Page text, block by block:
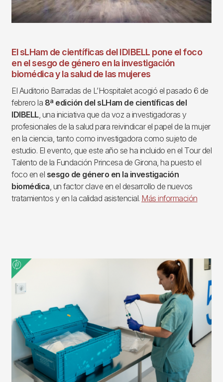
El sLHam de científicas del IDIBELL pone el foco
en el sesgo de género en la investigación
biomédica y la salud de las mujeres
El Auditorio Barradas de L’Hospitalet acogió el pasado 6 de
febrero la 8ª edición del sLHam de científicas del
IDIBELL, una iniciativa que da voz a investigadoras y
profesionales de la salud para reivindicar el papel de la mujer
en la ciencia, tanto como investigadora como sujeto de
estudio. El evento, que este año se ha incluido en el Tour del
Talento de la Fundación Princesa de Girona, ha puesto el
foco en el sesgo de género en la investigación
biomédica, un factor clave en el desarrollo de nuevos
tratamientos y en la calidad asistencial. Más información